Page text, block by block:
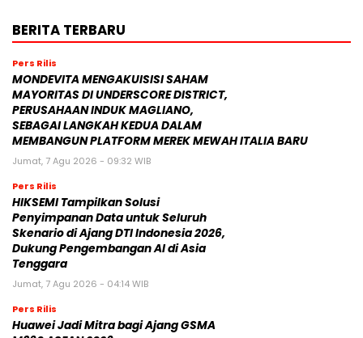
BERITA TERBARU
Pers Rilis
MONDEVITA MENGAKUISISI SAHAM
MAYORITAS DI UNDERSCORE DISTRICT,
PERUSAHAAN INDUK MAGLIANO,
SEBAGAI LANGKAH KEDUA DALAM
MEMBANGUN PLATFORM MEREK MEWAH ITALIA BARU
Jumat, 7 Agu 2026 - 09:32 WIB
Pers Rilis
HIKSEMI Tampilkan Solusi
Penyimpanan Data untuk Seluruh
Skenario di Ajang DTI Indonesia 2026,
Dukung Pengembangan AI di Asia
Tenggara
Jumat, 7 Agu 2026 - 04:14 WIB
Pers Rilis
Huawei Jadi Mitra bagi Ajang GSMA